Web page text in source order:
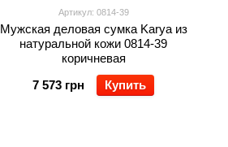
Артикул: 0814-39
Мужская деловая сумка Karya из
натуральной кожи 0814-39
коричневая
7 573 грн
Купить